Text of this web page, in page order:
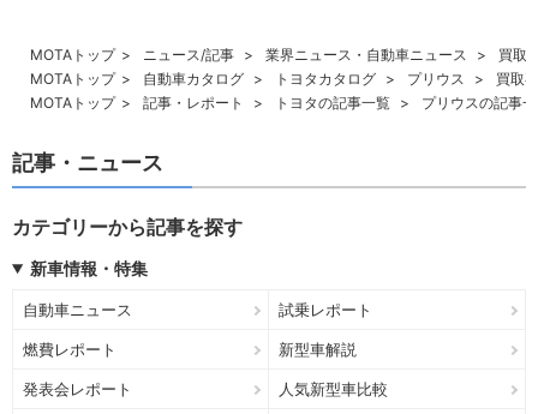
MOTAトップ ニュース/記事 業界ニュース・自動車ニュース
買取
MOTAトップ
自動車カタログ トヨタカタログ プリウス
買取
MOTAトップ
記事・レポート トヨタの記事一覧 プリウスの記事
記事・ニュース
カテゴリーから記事を探す
新車情報・特集
自動車ニュース 試乗レポート
燃費レポート 新型車解説
発表会レポート 人気新型車比較